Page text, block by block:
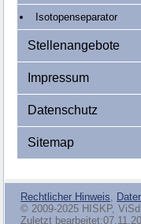
Isotopenseparator
Stellenangebote
Impressum
Datenschutz
Sitemap
Rechtlicher Hinweis,
© 2009-2025 HISKP,
Zuletzt